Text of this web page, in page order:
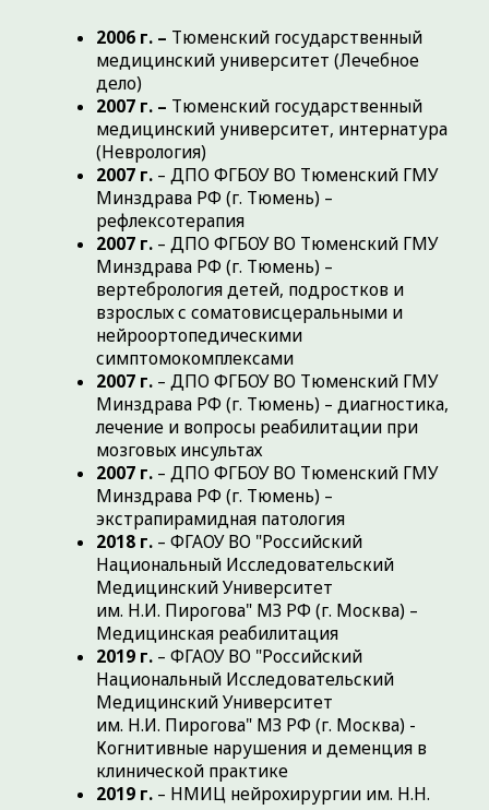
Минздрава РФ (г. Тюмень) –
Ультразвуковая диагностика
– ФГБОУ ВО УГМУ Минздрава РФ (г.
Екатеринбург) – Допплеровские методы
диагностики сосудистых заболеваний
2020 г.– ДПО ФГБОУ ВО Тюменский ГМУ
Минздрава РФ (г. Тюмень) –
Рефлексотерапия
2021 г.– ФГБОУ ВО Казанский ГМУ
Минздрава РФ (г. Казань) – Современные
протоколы ведения больных инсультом в
острейшем периоде
2021 г.– ДПО ФГБОУ ВО Тюменский ГМУ
Минздрава РФ (г. Тюмень) – Актуальные
вопросы неврологии
2021 г.– НМИЦ нейрохирургии им. Н.Н.
Бурденко МЗ РФ (г. Москва) –
Эндоваскулярные методы лечения
сосудистых заболеваний головного мозга
2022 г.– ДПО ФГБОУ ВО Тюменский ГМУ
Минздрава РФ (г. Тюмень) – Актуальные
вопросы неврологии
2024 г.– ДПО ФГБОУ ВО Тюменский ГМУ
Минздрава РФ (г. Тюмень) –
Рефлексотерапия
2025 г.– ФГБОУ ВО УГМУ Минздрава РФ (г.
Екатеринбург) – Полный курс ангиологии.
СПЕЦИАЛИЗАЦИЯ:
Дегенеративно-дистрофические
изменения позвоночника и связанные с
ними болевые синдромы;
Заболевания периферической нервной
системы (седалищный, локтевой,
лучевой, срединный, малоберцовый,
большеберцовый нервы);
Головная боль;
Сосудистые заболевания ЦНС;
Головокружение;
Последствия травм головы,
периферической нервной системы;
Невралгия тройничного нерва;
Невропатия лицевого нерва;
Болезнь Альцгеймера, сосудистая
деменция;